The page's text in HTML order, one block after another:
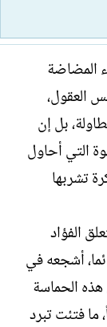
ا
ل
إ
ش
ا
ء
المضاضة
العقول،
بل إن
التي أحاول
تشربها
الفؤاد
أشجعه في
الحماسة
فتئت تبرد